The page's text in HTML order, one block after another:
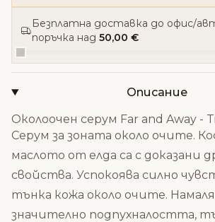
Безплатна доставка до офис/
поръчка над 50,00 €
Описание
Околоочен серум Far and Away -
Серум за зоната около очите.
маслото от елда са с доказани
свойства. Успокоява силно
тънка кожа около очите.
значително подпухналостта,